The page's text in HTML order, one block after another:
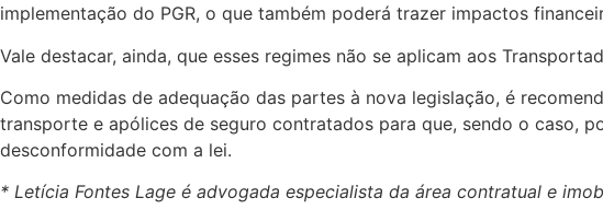
implementação do PGR, o que também poderá trazer impactos
Vale destacar, ainda, que esses regimes não se aplicam aos
Como medidas de adequação das partes à nova legislação, é
transporte e apólices de seguro contratados para que, sendo o caso,
desconformidade com a lei.
* Letícia Fontes Lage é advogada especialista da área contratual e